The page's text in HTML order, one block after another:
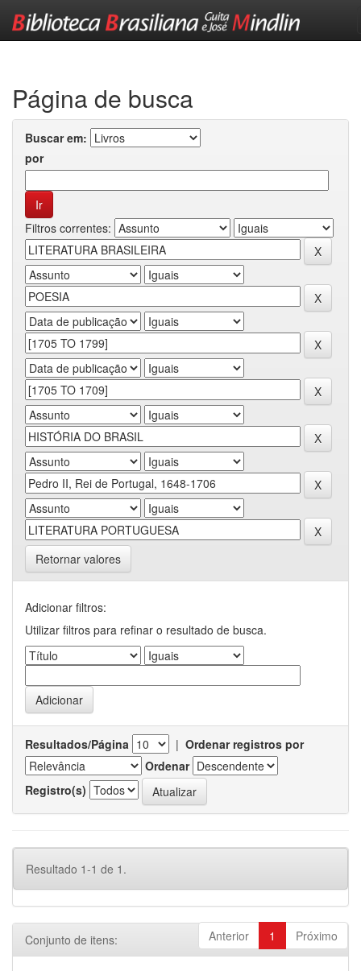
Página de busca
Buscar em:
por
Filtros correntes:
Retornar valores
Adicionar filtros:
Utilizar filtros para refinar o resultado de busca.
Resultados/Página | Ordenar registros por
Ordenar
Registro(s)
Resultado 1-1 de 1.
Anterior 1 Próximo
Conjunto de itens: